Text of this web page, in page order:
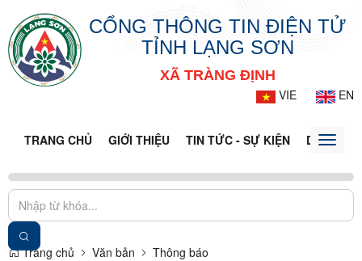
CỔNG THÔNG TIN ĐIỆN TỬ
TỈNH LẠNG SƠN
XÃ TRÀNG ĐỊNH
VIE
EN
TRANG CHỦ GIỚI THIỆU TIN TỨC - SỰ KIỆN DỊCH VỤ
Toggle
Trang chủ Văn bản Thông báo